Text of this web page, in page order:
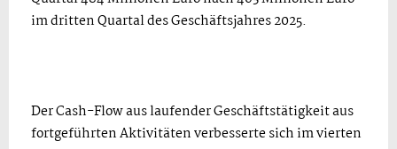
im dritten Quartal des Geschäftsjahres 2025.
Der Cash-Flow aus laufender Geschäftstätigkeit aus
fortgeführten Aktivitäten verbesserte sich im vierten